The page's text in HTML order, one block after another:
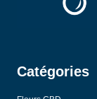
Catégories